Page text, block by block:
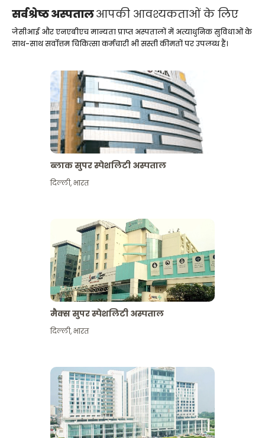
सर्वश्रेष्ठ अस्पतालआपकी आवश्यकताओं के लिए
जेसीआई और एनएबीएच मान्यता प्राप्त अस्पतालों में अत्याधुनिक सुविधाओं के
साथ-साथ सर्वोत्तम चिकित्सा कर्मचारी भी सस्ती कीमतों पर उपलब्ध हैं।
ब्लाक सुपर स्पेशलिटी अस्पताल
दिल्ली,भारत
मैक्स सुपर स्पेशलिटी अस्पताल
दिल्ली,भारत